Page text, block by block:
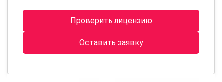
Проверить лицензию
Оставить заявку